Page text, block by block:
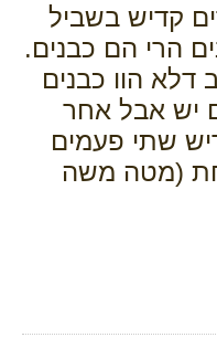
קדיש בשביל
הרי הם כבנים.
דלא הוו כבנים
יש אבל אחר
שתי פעמים
(מטה משה